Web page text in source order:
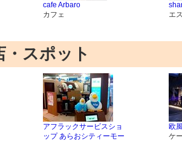
cafe Arbaro
カフェ
エ
・スポット
アフラックサービスショ
ップ あらおシティーモー
欧
ケ